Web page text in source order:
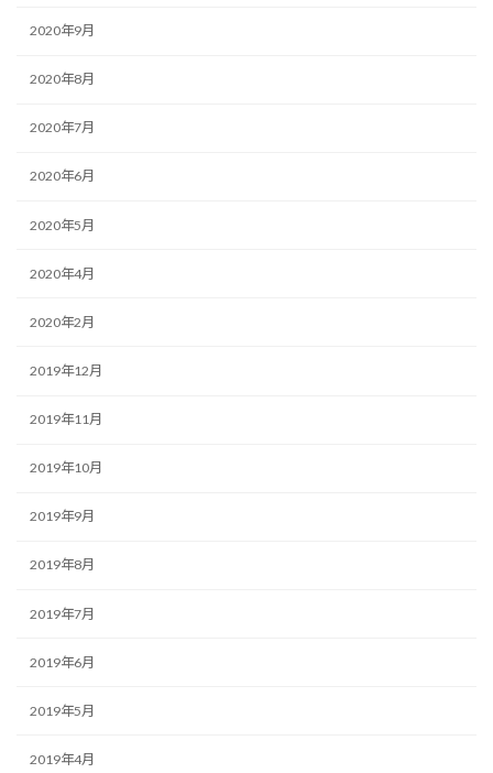
2020年9月
2020年8月
2020年7月
2020年6月
2020年5月
2020年4月
2020年2月
2019年12月
2019年11月
2019年10月
2019年9月
2019年8月
2019年7月
2019年6月
2019年5月
2019年4月